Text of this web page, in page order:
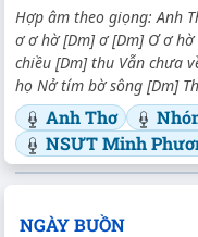
Hợp âm theo giọng: Anh
ơ ơ hờ [Dm] ơ [Dm] Ơ ơ
chiều [Dm] thu Vẫn chưa
họ Nở tím bờ sông [Dm]
Anh Thơ
NSƯT Minh
NGÀY BUỒN